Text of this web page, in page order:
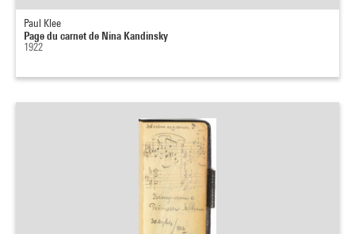
Paul Klee
Page du carnet de Nina Kandinsky
1922